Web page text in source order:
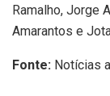
Ramalho, Jorge
Amarantos e
Fonte: Notícias